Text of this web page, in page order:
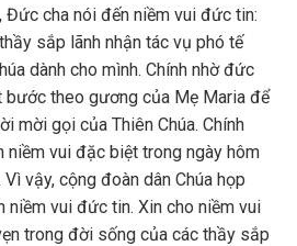
Đức cha nói đến niềm vui đức tin:
sắp lãnh nhận tác vụ phó tế
dành cho mình. Chính nhờ đức
bước theo gương của Mẹ Maria để
mời gọi của Thiên Chúa. Chính
vui đặc biệt trong ngày hôm
Vì vậy, cộng đoàn dân Chúa họp
niềm vui đức tin. Xin cho niềm vui
trong đời sống của các thầy sắp